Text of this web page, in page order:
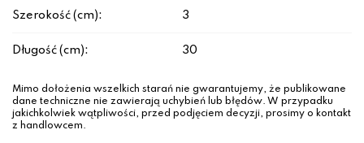
Szerokość (cm): 3
Długość (cm): 30
Mimo dołożenia wszelkich starań nie gwarantujemy, że publikowane
dane techniczne nie zawierają uchybień lub błędów. W przypadku
jakichkolwiek wątpliwości, przed podjęciem decyzji, prosimy o kontakt
z handlowcem.